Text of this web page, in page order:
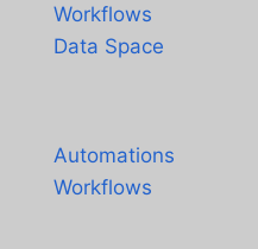
Workflows
Data Space
Automations
Workflows